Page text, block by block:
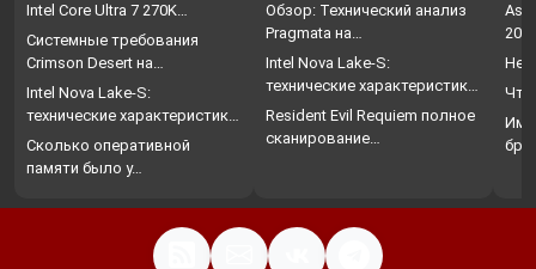
Intel Core Ultra 7 270K…
Системные требования
Crimson Desert на…
Intel Nova Lake-S:
технические характеристики,
…
Сколько оперативной
памяти было у…
Обзор: Технический анализ
Pragmata на…
Intel Nova Lake-S:
технические характеристики,
…
Resident Evil Requiem полное
сканирование…
Что